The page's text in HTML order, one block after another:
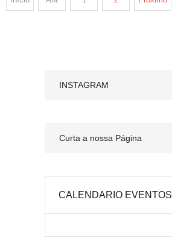
INSTAGRAM
Curta a nossa Página
CALENDARIO EVENTOS